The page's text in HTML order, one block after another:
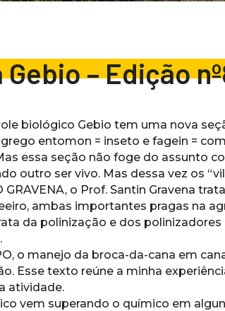
– Edição
biológico Gebio tem uma nova
entomon = inseto e fagein =
essa seção não foge do assunto
outro ser vivo. Mas dessa vez os
GRAVENA, o Prof. Santin Gravena
ambas importantes pragas na
da polinização e dos
o manejo da broca-da-cana em
Esse texto reúne a minha
atividade.
vem superando o químico em